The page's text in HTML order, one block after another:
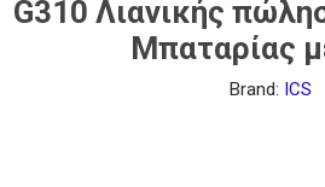
G310 Λιανικής
Μπαταρίας
Brand: ICS